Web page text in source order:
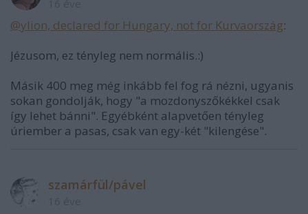
@ylion, declared for Hungary, not for Kurvaország:
Jézusom, ez tényleg nem normális.:)
Másik 400 meg még inkább fel fog rá nézni, ugyanis
sokan gondolják, hogy "a mozdonyszőkékkel csak
így lehet bánni". Egyébként alapvetően tényleg
úriember a pasas, csak van egy-két "kilengése".
szamárfül/pável